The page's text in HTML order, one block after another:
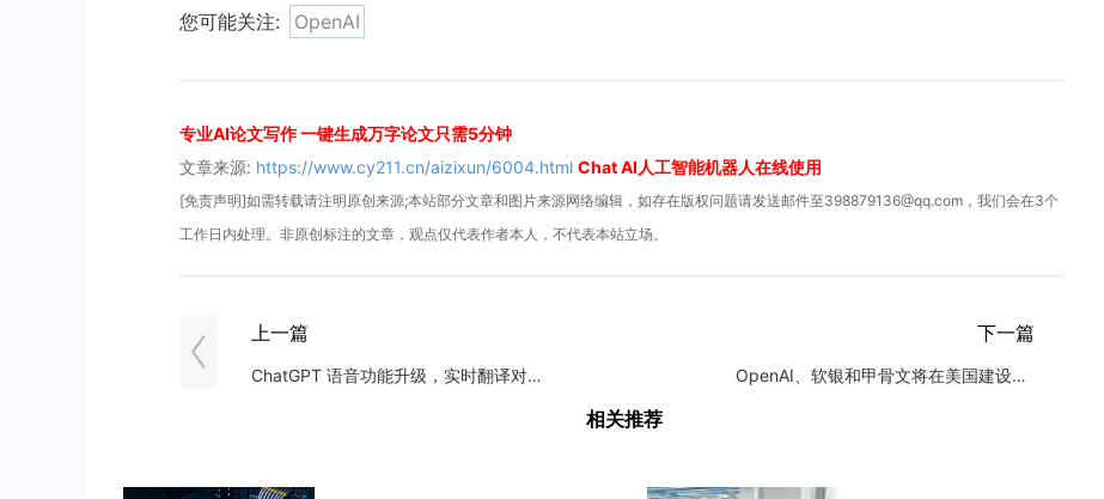
您可能关注: OpenAI
专业AI论文写作 一键生成万字论文只需5分钟
文章来源: https://www.cy211.cn/aizixun/6004.html Chat AI人工智能机器人在线使用
[免责声明]如需转载请注明原创来源;本站部分文章和图片来源网络编辑，如存在版权问题请发送邮件至398879136@qq.com，我们会在3个
工作日内处理。非原创标注的文章，观点仅代表作者本人，不代表本站立场。
上一篇
​ChatGPT 语音功能升级，实时翻译对话更自然流畅
下一篇
OpenAI、软银和甲骨文将在美国建设5座AI数据中心 投资
相关推荐